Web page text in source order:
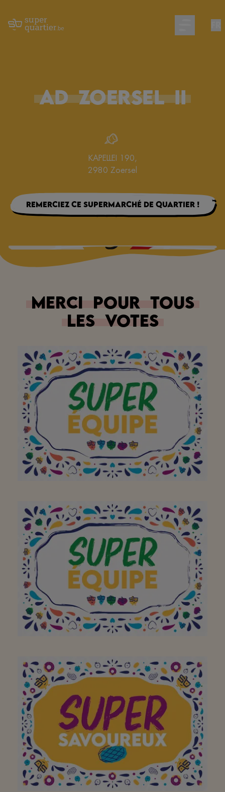
Open main
AD ZOERSEL II
KAPELLEI 190,
2980 Zoersel
Remerciez ce supermarché de quartier !
Merci pour tous
les votes
Aan het hele team om
van jullie buurtsuper zo
een geweldige plek te
maken. Bedankt! Doe zo
verder!
Topteam!!!